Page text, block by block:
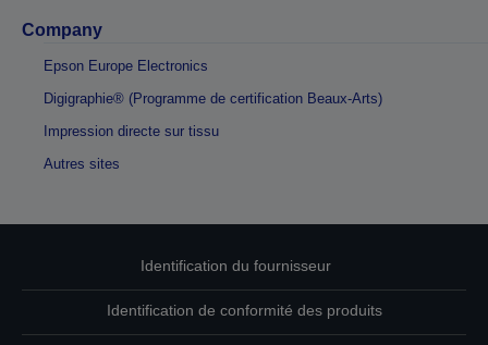
Company
Epson Europe Electronics
Digigraphie® (Programme de certification Beaux-Arts)
Impression directe sur tissu
Autres sites
Identification du fournisseur
Identification de conformité des produits